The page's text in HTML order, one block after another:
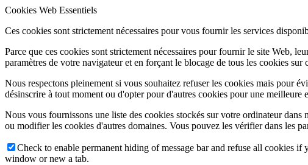
Cookies Web Essentiels
Ces cookies sont strictement nécessaires pour vous fournir les services
Parce que ces cookies sont strictement nécessaires pour fournir le site Web,
paramètres de votre navigateur et en forçant le blocage de tous les cookies
Nous respectons pleinement si vous souhaitez refuser les cookies mais pour
désinscrire à tout moment ou d'opter pour d'autres cookies pour une
Nous vous fournissons une liste des cookies stockés sur votre ordinateur
ou modifier les cookies d'autres domaines. Vous pouvez les vérifier dans les
Check to enable permanent hiding of message bar and refuse all cookies
window or new a tab.